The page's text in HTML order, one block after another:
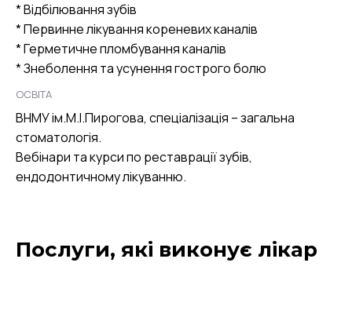
* Відбілювання зубів
* Первинне лікування кореневих каналів
* Герметичне пломбування каналів
* Знеболення та усунення гострого болю
ОСВІТА
ВНМУ ім.М.І.Пирогова, спеціалізація – загальна
стоматологія.
Вебінари та курси по реставрації зубів,
ендодонтичному лікуванню.
Послуги, які виконує лікар